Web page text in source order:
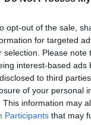
opt-out of the sale,
for targeted
selection. Please
interest-based
to third
of your personal
This information may
Participants that may
του dokari.gr
του
Δευτέρα…”